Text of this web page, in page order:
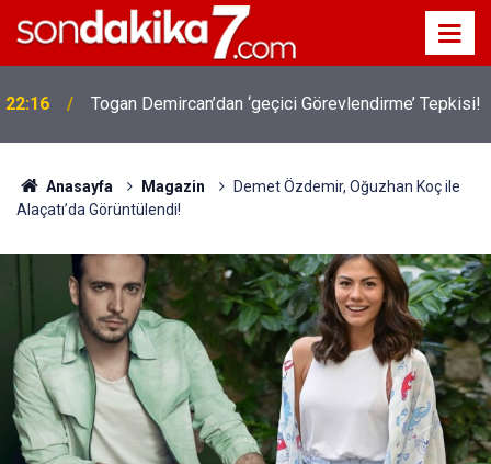
22:16 Togan Demircan’dan ‘geçici Görevlendirme’ Tepkisi!
Anasayfa Magazin
Demet Özdemir, Oğuzhan Koç ile
Alaçatı’da Görüntülendi!